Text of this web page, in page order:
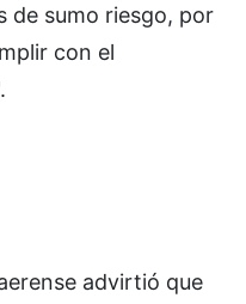
de sumo riesgo, por
con el
advirtió que